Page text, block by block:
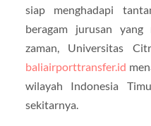
siap menghadapi
beragam jurusan yang
zaman, Universitas
baliairporttransfer.id
wilayah Indonesia
sekitarnya.